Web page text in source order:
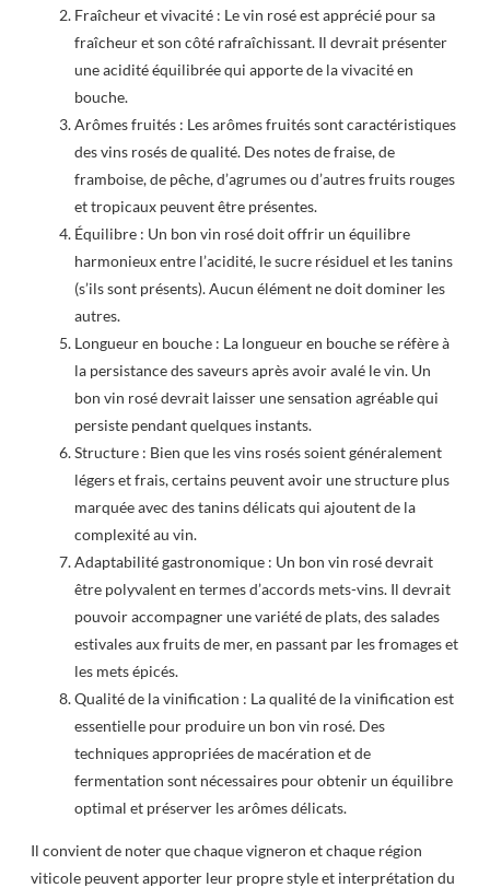
Fraîcheur et vivacité : Le vin rosé est apprécié pour sa
fraîcheur et son côté rafraîchissant. Il devrait présenter
une acidité équilibrée qui apporte de la vivacité en
bouche.
Arômes fruités : Les arômes fruités sont caractéristiques
des vins rosés de qualité. Des notes de fraise, de
framboise, de pêche, d’agrumes ou d’autres fruits rouges
et tropicaux peuvent être présentes.
Équilibre : Un bon vin rosé doit offrir un équilibre
harmonieux entre l’acidité, le sucre résiduel et les tanins
(s’ils sont présents). Aucun élément ne doit dominer les
autres.
Longueur en bouche : La longueur en bouche se réfère à
la persistance des saveurs après avoir avalé le vin. Un
bon vin rosé devrait laisser une sensation agréable qui
persiste pendant quelques instants.
Structure : Bien que les vins rosés soient généralement
légers et frais, certains peuvent avoir une structure plus
marquée avec des tanins délicats qui ajoutent de la
complexité au vin.
Adaptabilité gastronomique : Un bon vin rosé devrait
être polyvalent en termes d’accords mets-vins. Il devrait
pouvoir accompagner une variété de plats, des salades
estivales aux fruits de mer, en passant par les fromages et
les mets épicés.
Qualité de la vinification : La qualité de la vinification est
essentielle pour produire un bon vin rosé. Des
techniques appropriées de macération et de
fermentation sont nécessaires pour obtenir un équilibre
optimal et préserver les arômes délicats.
Il convient de noter que chaque vigneron et chaque région
viticole peuvent apporter leur propre style et interprétation du